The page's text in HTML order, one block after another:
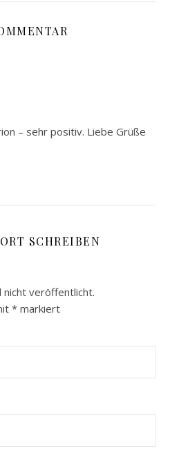
– sehr positiv. Liebe Grüße
SCHREIBEN
nicht veröffentlicht.
* markiert